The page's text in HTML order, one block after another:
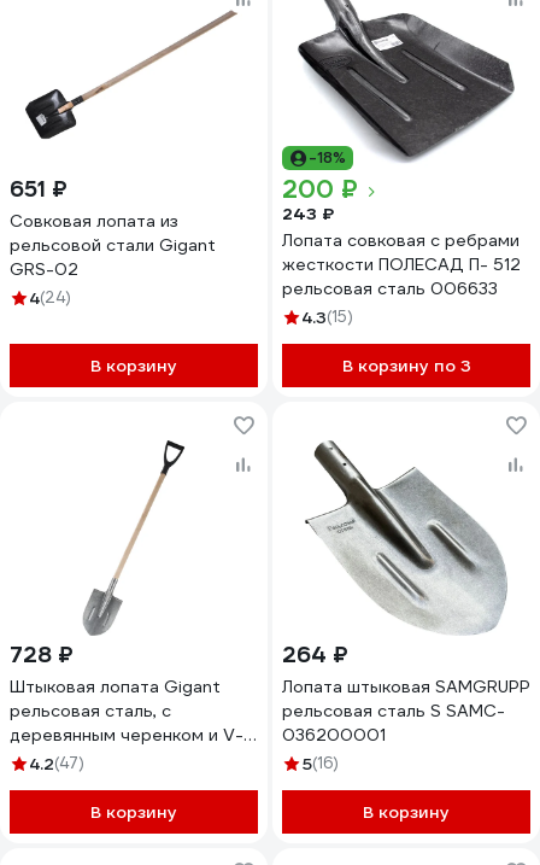
651 ₽
Совковая лопата из
рельсовой стали Gigant
GRS-02
4(24)
В корзину
-18%
200 ₽
243 ₽
Лопата совковая с ребрами
жесткости ПОЛЕСАД П- 512
рельсовая сталь 006633
4.3(15)
В корзину по 3
728 ₽
Штыковая лопата Gigant
рельсовая сталь, с
деревянным черенком и V-
образной ручкой GAV-04
4.2(47)
В корзину
264 ₽
Лопата штыковая SAMGRUPP
рельсовая сталь S SAMC-
036200001
5(16)
В корзину